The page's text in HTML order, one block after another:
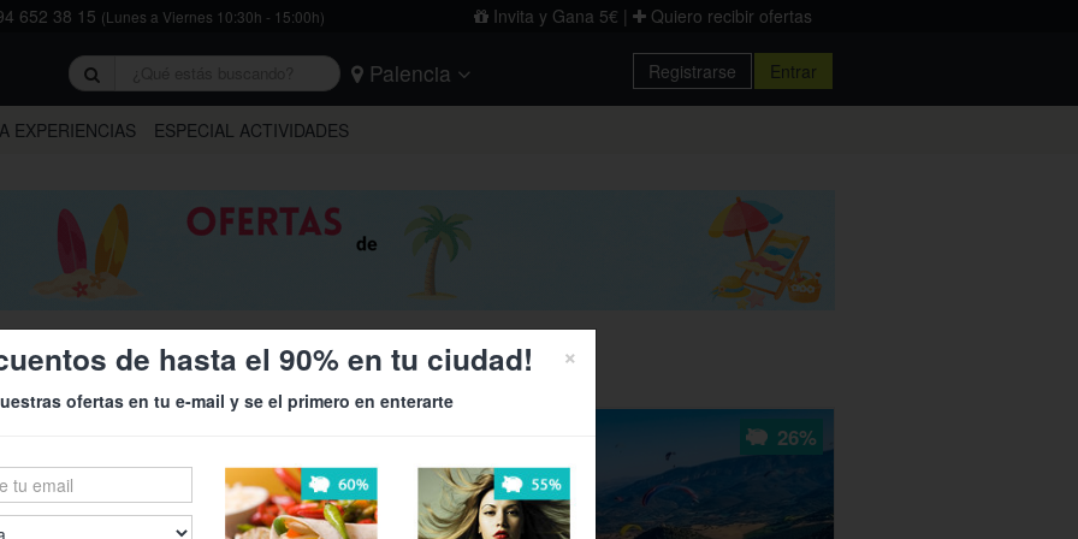
652 38 15 (Lunes a Viernes 10:30h - 15:00h) Invita y Gana 5€ | Quiero recibir ofertas
Palencia Registrarse Entrar
Barcelona Bilbao
EXPERIENCIAS ESPECIAL ACTIVIDADES
26%
×
de hasta el 90% en tu ciudad!
ofertas en tu e-mail y se el primero en enterarte